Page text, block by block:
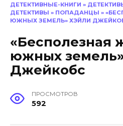
ДЕТЕКТИВНЫЕ-КНИГИ »
ДЕТЕКТИВЫ » ПОПАДАНЦЫ »
ЮЖНЫХ ЗЕМЕЛЬ» ХЭЙЛИ
«Бесполезная
южных
Джейкобс
ПРОСМОТРОВ
592